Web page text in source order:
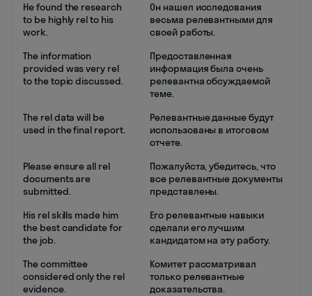
He found the research
to be highly rel to his
work.
Он нашел исследования
весьма релевантными для
своей работы.
The information
provided was very rel
to the topic discussed.
Предоставленная
информация была очень
релевантна обсуждаемой
теме.
The rel data will be
used in the final report.
Релевантные данные будут
использованы в итоговом
отчете.
Please ensure all rel
documents are
submitted.
Пожалуйста, убедитесь, что
все релевантные документы
представлены.
His rel skills made him
the best candidate for
the job.
Его релевантные навыки
сделали его лучшим
кандидатом на эту работу.
The committee
considered only the rel
evidence.
Комитет рассматривал
только релевантные
доказательства.